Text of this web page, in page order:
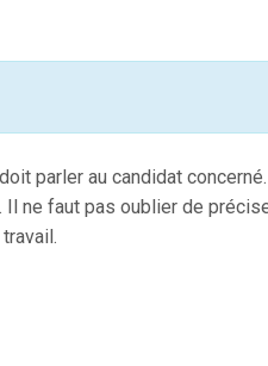
parler au candidat
Il ne faut pas oublier de